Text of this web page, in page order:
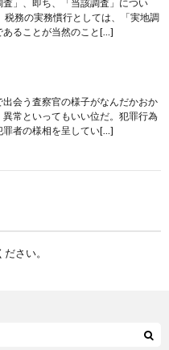
」、即ち、「当該調査」につい
務の実務慣行としては、「実地調
ることが当然のこと[…]
会う査察官の様子がなんだかおか
常といってもいい位だ。犯罪行為
者の様相を呈してい[…]
ださい。